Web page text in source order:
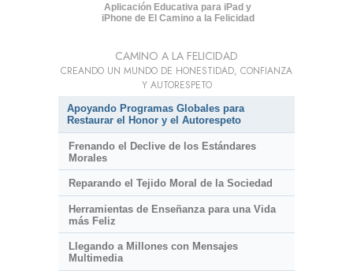
Aplicación Educativa para iPad y
iPhone de El Camino a la Felicidad
CAMINO A LA FELICIDAD
CREANDO UN MUNDO DE HONESTIDAD, CONFIANZA
Y AUTORESPETO
Apoyando Programas Globales para
Restaurar el Honor y el Autorespeto
Frenando el Declive de los Estándares
Morales
Reparando el Tejido Moral de la Sociedad
Herramientas de Enseñanza para una Vida
más Feliz
Llegando a Millones con Mensajes
Multimedia